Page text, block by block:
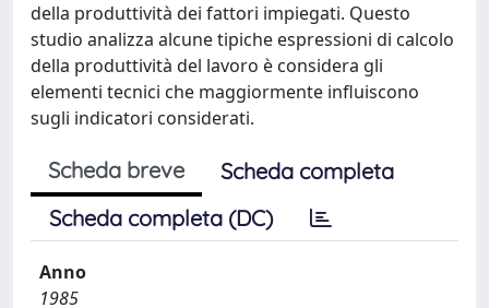
della produttività dei fattori impiegati. Questo
studio analizza alcune tipiche espressioni di calcolo
della produttività del lavoro è considera gli
elementi tecnici che maggiormente influiscono
sugli indicatori considerati.
Scheda breve
Scheda completa
Scheda completa (DC)
Anno
1985